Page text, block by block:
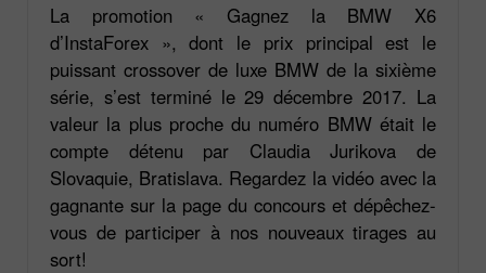
La promotion « Gagnez la BMW X6
d’InstaForex », dont le prix principal est le
puissant crossover de luxe BMW de la sixième
série, s’est terminé le 29 décembre 2017. La
valeur la plus proche du numéro BMW était le
compte détenu par Claudia Jurikova de
Slovaquie, Bratislava. Regardez la vidéo avec la
gagnante sur la page du concours et dépêchez-
vous de participer à nos nouveaux tirages au
sort!